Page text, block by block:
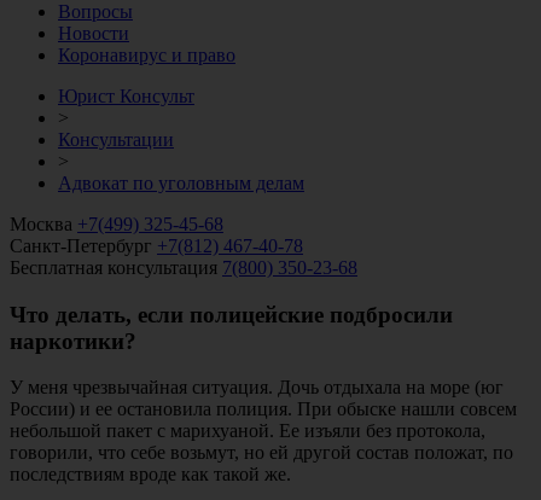
Вопросы
Новости
Коронавирус и право
Юрист Консульт
>
Консультации
>
Адвокат по уголовным делам
Москва +7(499) 325-45-68
Санкт-Петербург +7(812) 467-40-78
Бесплатная консультация 7(800) 350-23-68
Что делать, если полицейские подбросили
наркотики?
У меня чрезвычайная ситуация. Дочь отдыхала на море (юг
России) и ее остановила полиция. При обыске нашли совсем
небольшой пакет с марихуаной. Ее изъяли без протокола,
говорили, что себе возьмут, но ей другой состав положат, по
последствиям вроде как такой же.